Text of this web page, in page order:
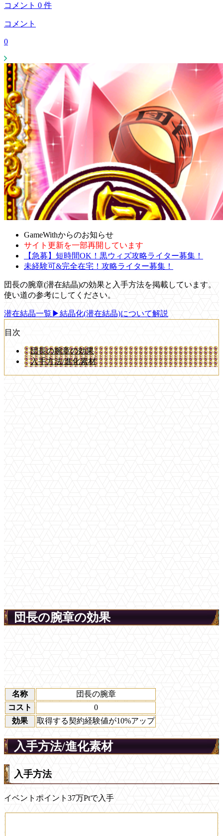
コメント 0 件
コメント
0
GameWithからのお知らせ
サイト更新を一部再開しています
【急募】短時間OK！黒ウィズ攻略ライター募集！
未経験可&完全在宅！攻略ライター募集！
団長の腕章(潜在結晶)の効果と入手方法を掲載しています。
使い道の参考にしてください。
潜在結晶一覧 ▶結晶化(潜在結晶)について解説
目次
団長の腕章の効果
入手方法/進化素材
団長の腕章の効果
名称
団長の腕章
コスト
0
効果
取得する契約経験値が10%アップ
入手方法/進化素材
入手方法
イベントポイント37万Ptで入手